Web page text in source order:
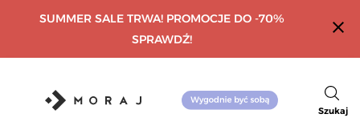
SUMMER SALE TRWA! PROMOCJE DO -70%
SPRAWDŹ!
close
Szukaj